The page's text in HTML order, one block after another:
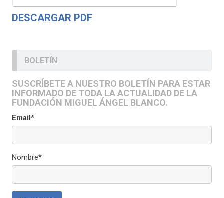
DESCARGAR PDF
BOLETÍN
SUSCRÍBETE A NUESTRO BOLETÍN PARA ESTAR
INFORMADO DE TODA LA ACTUALIDAD DE LA
FUNDACIÓN MIGUEL ÁNGEL BLANCO.
Email*
Nombre*